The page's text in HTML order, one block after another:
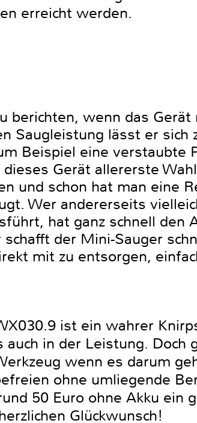
erreicht werden.
berichten, wenn das
Saugleistung lässt er sich
Beispiel eine verstaubte
Gerät allererste
und schon hat man eine
Wer andererseits
hat ganz schnell den
schafft der Mini-Sauger
mit zu entsorgen,
ist ein wahrer
in der Leistung. Doch
wenn es darum
ohne umliegende
50 Euro ohne Akku ein
Glückwunsch!